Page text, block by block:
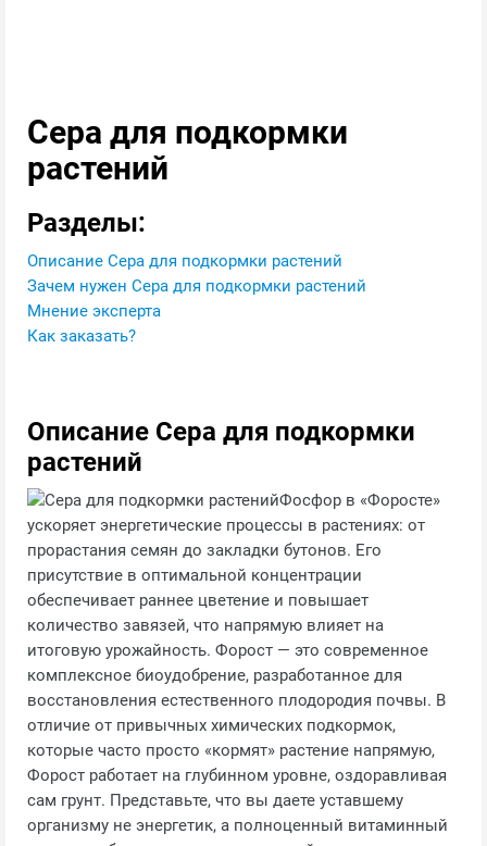
Сера для подкормки
растений
Разделы:
Описание Сера для подкормки растений
Зачем нужен Сера для подкормки растений
Мнение эксперта
Как заказать?
Описание Сера для подкормки
растений
Фосфор в «Форосте»
ускоряет энергетические процессы в растениях: от
прорастания семян до закладки бутонов. Его
присутствие в оптимальной концентрации
обеспечивает раннее цветение и повышает
количество завязей, что напрямую влияет на
итоговую урожайность. Форост — это современное
комплексное биоудобрение, разработанное для
восстановления естественного плодородия почвы. В
отличие от привычных химических подкормок,
которые часто просто «кормят» растение напрямую,
Форост работает на глубинном уровне, оздоравливая
сам грунт. Представьте, что вы даете уставшему
организму не энергетик, а полноценный витаминный